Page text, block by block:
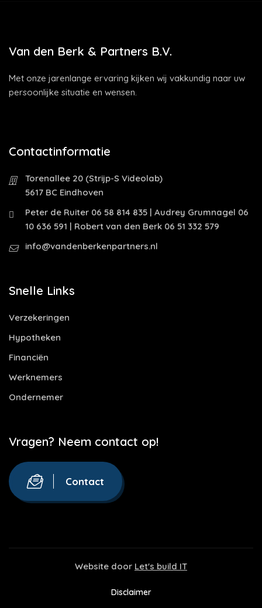
Van den Berk & Partners B.V.
Met onze jarenlange ervaring kijken wij vakkundig naar uw
persoonlijke situatie en wensen.
Contactinformatie
Torenallee 20 (Strijp-S Videolab)
5617 BC Eindhoven
Peter de Ruiter 06 58 814 835 | Audrey Grumnagel 06
10 636 591 | Robert van den Berk 06 51 332 579
info@vandenberkenpartners.nl
Snelle Links
Verzekeringen
Hypotheken
Financiën
Werknemers
Ondernemer
Vragen? Neem contact op!
Contact
Website door Let's build IT
Disclaimer